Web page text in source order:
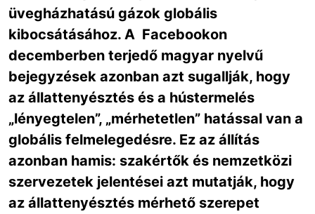
üvegházhatású gázok globális
kibocsátásához. A Facebookon
decemberben terjedő magyar nyelvű
bejegyzések azonban azt sugallják, hogy
az állattenyésztés és a hústermelés
„lényegtelen”, „mérhetetlen” hatással van a
globális felmelegedésre. Ez az állítás
azonban hamis: szakértők és nemzetközi
szervezetek jelentései azt mutatják, hogy
az állattenyésztés mérhető szerepet